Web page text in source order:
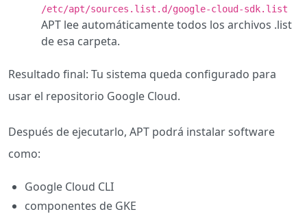
/etc/apt/sources.list.d/google-cloud-sdk.list
APT lee automáticamente todos los archivos .list
de esa carpeta.
Resultado final: Tu sistema queda configurado para
usar el repositorio Google Cloud.
Después de ejecutarlo, APT podrá instalar software
como:
Google Cloud CLI
componentes de GKE